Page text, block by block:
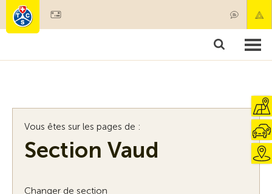
Membres & prestations
Vous êtes sur les pages de :
Section Vaud
Changer de section